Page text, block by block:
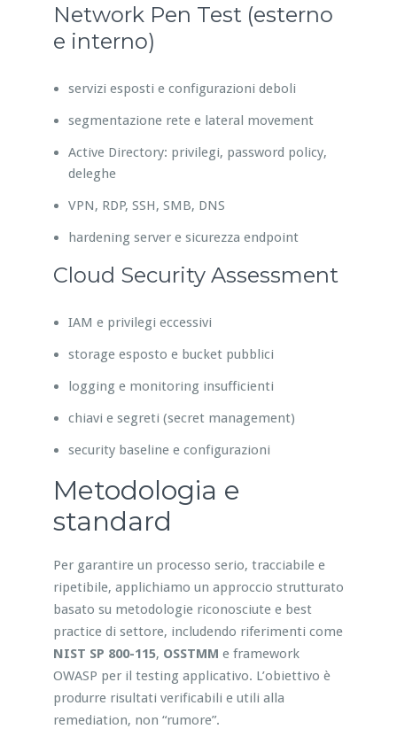
Network Pen Test (esterno
e interno)
servizi esposti e configurazioni deboli
segmentazione rete e lateral movement
Active Directory: privilegi, password policy,
deleghe
VPN, RDP, SSH, SMB, DNS
hardening server e sicurezza endpoint
Cloud Security Assessment
IAM e privilegi eccessivi
storage esposto e bucket pubblici
logging e monitoring insufficienti
chiavi e segreti (secret management)
security baseline e configurazioni
Metodologia e
standard
Per garantire un processo serio, tracciabile e
ripetibile, applichiamo un approccio strutturato
basato su metodologie riconosciute e best
practice di settore, includendo riferimenti come
NIST SP 800-115, OSSTMM e framework
OWASP per il testing applicativo. L’obiettivo è
produrre risultati verificabili e utili alla
remediation, non “rumore”.